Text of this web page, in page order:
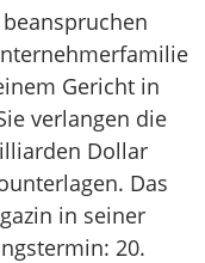
Gericht in
verlangen die
Dollar
Das
in seiner
20.